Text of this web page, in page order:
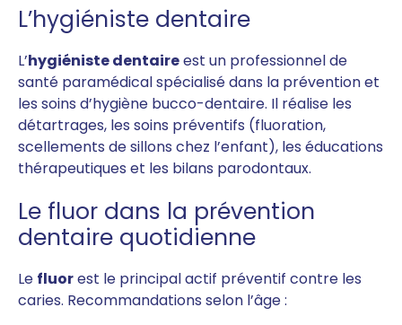
L’hygiéniste dentaire
L’hygiéniste dentaireest un professionnel de
santé paramédical spécialisé dans la prévention et
les soins d’hygiène bucco-dentaire. Il réalise les
détartrages, les soins préventifs (fluoration,
scellements de sillons chez l’enfant), les éducations
thérapeutiques et les bilans parodontaux.
Le fluor dans la prévention
dentaire quotidienne
Le fluorest le principal actif préventif contre les
caries. Recommandations selon l’âge :